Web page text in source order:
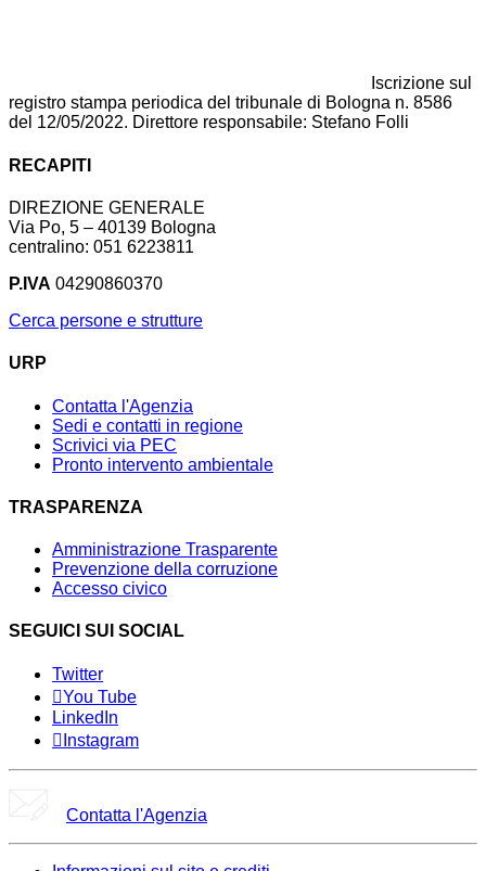
Iscrizione sul
registro stampa periodica del tribunale di Bologna n. 8586
del 12/05/2022. Direttore responsabile: Stefano Folli
RECAPITI
DIREZIONE GENERALE
Via Po, 5 – 40139 Bologna
centralino: 051 6223811
P.IVA 04290860370
Cerca persone e strutture
URP
Contatta l'Agenzia
Sedi e contatti in regione
Scrivici via PEC
Pronto intervento ambientale
TRASPARENZA
Amministrazione Trasparente
Prevenzione della corruzione
Accesso civico
SEGUICI SUI SOCIAL
Twitter
You Tube
LinkedIn
Instagram
Contatta l'Agenzia